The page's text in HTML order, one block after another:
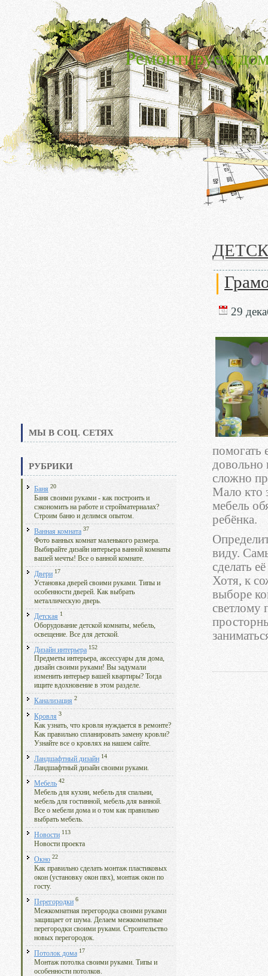
Ремонтируем
МЫ В СОЦ. СЕТЯХ
РУБРИКИ
Баня 20
Баня своими руками - как построить и
сэкономить на работе и стройматериалах?
Строим баню и делимся опытом.
Ванная комната 37
Фото ванных комнат маленького размера.
Выбирайте дизайн интерьера ванной комнаты
вашей мечты! Все о ванной комнате.
Двери 17
Установка дверей своими руками. Типы и
особенности дверей. Как выбрать
металлическую дверь.
Детская 1
Оборудование детской комнаты, мебель,
освещение. Все для детской.
Дизайн интерьера 152
Предметы интерьера, аксессуары для дома,
дизайн своими руками! Вы задумали
изменить интерьер вашей квартиры? Тогда
ищите вдохновение в этом разделе.
Канализация 2
Кровля 3
Как узнать, что кровля нуждается в ремонте?
Как правильно спланировать замену кровли?
Узнайте все о кровлях на нашем сайте.
Ландшафтный дизайн 14
Ландшафтный дизайн своими руками.
Мебель 42
Мебель для кухни, мебель для спальни,
мебель для гостинной, мебель для ванной.
Все о мебели дома и о том как правильно
выбрать мебель.
Новости 113
Новости проекта
Окно 22
Как правильно сделать монтаж пластиковых
окон (установку окон пвх), монтаж окон по
госту.
Перегородки 6
Межкомнатная перегородка своими руками
защищает от шума. Делаем межкомнатные
перегородки своими руками. Строительство
новых перегородок.
Потолок дома 17
Монтаж потолка своими руками. Типы и
особенности потолков.
29
помогать
довольно
сложно
Мало кто
мебель
ребёнка.
виду.
сделать
Хотя, к
выборе
светлому